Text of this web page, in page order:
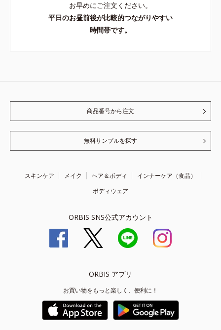
お早めにご注文ください。
平日のお昼前後が比較的つながりやすい
時間帯です。
商品番号から注文
無料サンプルを探す
スキンケア メイク ヘア＆ボディ
インナーケア（食品）
ボディウェア
ORBIS SNS公式アカウント
ORBIS アプリ
お買い物をもっと楽しく、便利に！